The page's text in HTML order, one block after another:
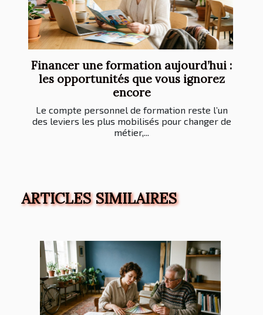
Financer une formation aujourd’hui :
les opportunités que vous ignorez
encore
Le compte personnel de formation reste l’un
des leviers les plus mobilisés pour changer de
métier,...
ARTICLES SIMILAIRES